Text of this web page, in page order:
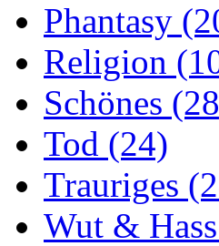
Phantasy
Religion
Schönes
Tod (24)
Trauriges
Wut & Hass